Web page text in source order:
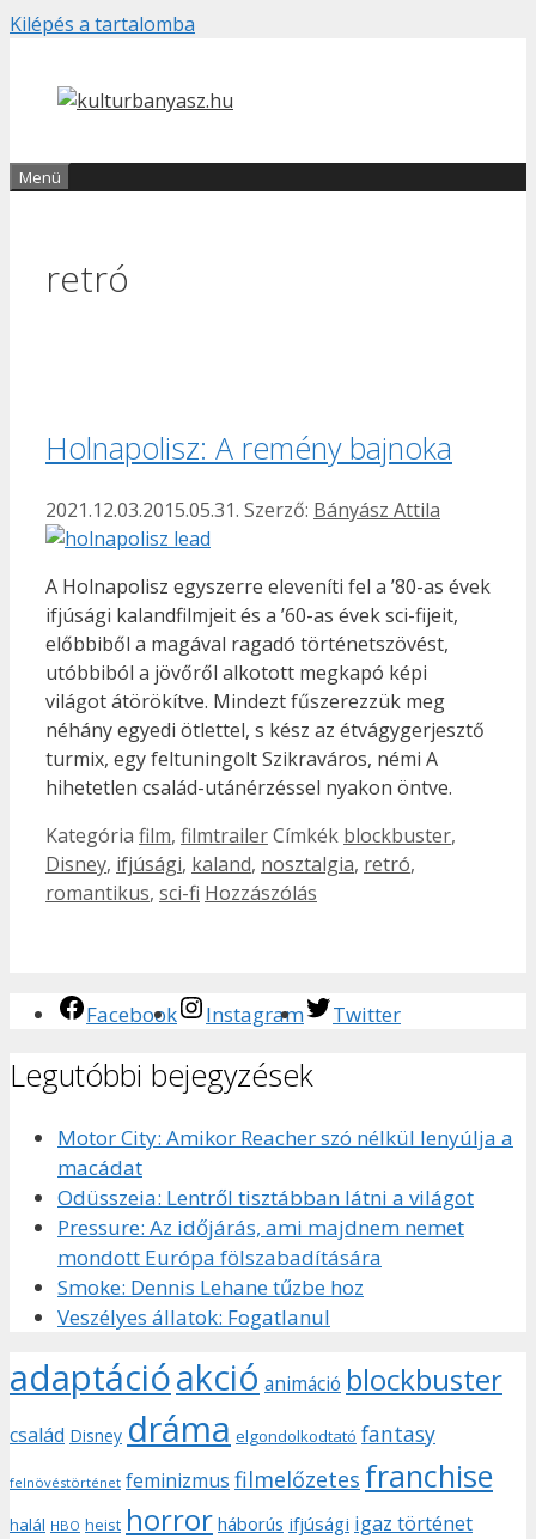
Kilépés a tartalomba
Menü
retró
Holnapolisz: A remény bajnoka
2021.12.03.2015.05.31. Szerző: Bányász Attila
A Holnapolisz egyszerre eleveníti fel a ’80-as évek
ifjúsági kalandfilmjeit és a ’60-as évek sci-fijeit,
előbbiből a magával ragadó történetszövést,
utóbbiból a jövőről alkotott megkapó képi
világot átörökítve. Mindezt fűszerezzük meg
néhány egyedi ötlettel, s kész az étvágygerjesztő
turmix, egy feltuningolt Szikraváros, némi A
hihetetlen család-utánérzéssel nyakon öntve.
Kategória film, filmtrailerCímkék blockbuster,
Disney, ifjúsági, kaland, nosztalgia, retró,
romantikus, sci-fi Hozzászólás
Facebook Instagram Twitter
Legutóbbi bejegyzések
Motor City: Amikor Reacher szó nélkül lenyúlja a
macádat
Odüsszeia: Lentről tisztábban látni a világot
Pressure: Az időjárás, ami majdnem nemet
mondott Európa fölszabadítására
Smoke: Dennis Lehane tűzbe hoz
Veszélyes állatok: Fogatlanul
adaptációakció animáció blockbuster
család Disney dráma elgondolkodtató fantasy
felnövéstörténet feminizmus filmelőzetes franchise
halál HBO heist horror háborús ifjúsági igaz történet